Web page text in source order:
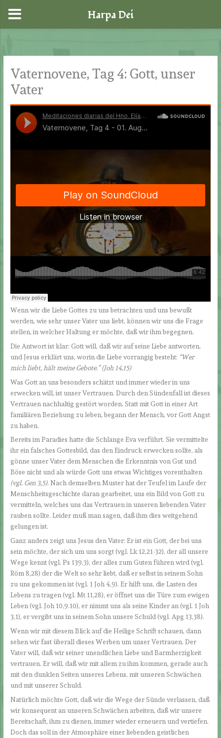
springen
Vaternovene, Tag 4: Gott, unser
Vater
Wenn wir die Liebe Gottes zu uns betrachten und uns bewußt
werden, wie sehr unser Vater uns liebt, können wir uns die Frage
stellen, in welcher Haltung er möchte, daß wir ihm begegnen.
Die Antwort ist klar: Gott will, daß wir auf seine Liebe antworten,
und Jesus erklärt uns, worin die Liebe vorrangig besteht: “Wer
mich liebt, hält meine Gebote.”(Joh 14,15)
Was Gott an uns besonders schätzt und immer wieder in uns
erwecken will, ist unser Vertrauen. Durch den Sündenfall ist dieses
Vertrauen nachhaltig gestört worden. Statt mit Gott in einer Art
familiären Beziehung zu leben, begann der Mensch, vor Gott Angst
zu haben.
Bereits im Paradies hatte die Schlange Eva verführt. Sie vermittelte
ihr ein falsches Gottesbild, das den Eindruck erwecken sollte, als
gönne unser Vater dem Menschen die Erkenntnis von Gut und
Böse nicht und als würde Gott uns etwas Wichtiges vorenthalten
(vgl. Gen 3,5). Nach demselben Muster hat der Teufel im Laufe der
Menschheitsgeschichte daran gearbeitet, uns ein Bild von Gott zu
vermitteln, welches uns das Vertrauen in unseren liebenden Vater
rauben sollte. Leider muß man sagen, daß ihm dies weitgehend
gelungen ist.
Ganz anders zeigt uns Jesus den Vater: Er ist ein Gott, der bei uns
sein möchte, der sich um uns sorgt (vgl. Lk 12,21-32), der all unsere
Wege kennt (vgl. Ps 139,3), der alles zum Guten führen wird (vgl.
Röm 8,28) der die Welt so sehr liebt, daß er selbst in seinem Sohn
zu uns gekommen ist (vgl. 1 Joh 4,9). Er hilft uns, die Lasten des
Lebens zu tragen (vgl. Mt 11,28), er öffnet uns die Türe zum ewigen
Leben (vgl. Joh 10,9.10), er nimmt uns als seine Kinder an (vgl. 1 Joh
3,1), er vergibt uns in seinem Sohn unsere Schuld (vgl. Apg 13,38).
Wenn wir mit diesem Blick auf die Heilige Schrift schauen, dann
sehen wir fast überall dieses Werben um unser Vertrauen. Der
Vater will, daß wir seiner unendlichen Liebe und Barmherzigkeit
vertrauen. Er will, daß wir mit allem zu ihm kommen, gerade auch
mit den dunklen Seiten unseres Lebens, mit unseren Schwächen
und mit unserer Schuld.
Natürlich möchte Gott, daß wir die Wege der Sünde verlassen, daß
wir konsequent an unseren Schwächen arbeiten, daß wir unsere
Bereitschaft, ihm zu dienen, immer wieder erneuern und vertiefen.
Doch das soll in der Atmosphäre einer liebenden geistlichen
Harpa Dei